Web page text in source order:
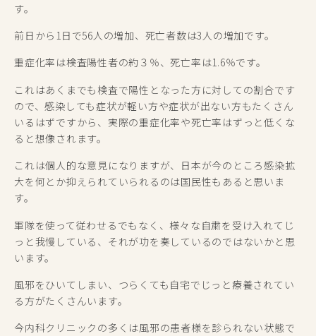
す。
前日から1日で56人の増加、死亡者数は3人の増加です。
重症化率は検査陽性者の約３％、死亡率は1.6％です。
これはあくまでも検査で陽性となった方に対しての割合です
ので、感染しても症状が軽い方や症状が出ない方もたくさん
いるはずですから、実際の重症化率や死亡率はずっと低くな
ると想像されます。
これは個人的な意見になりますが、日本が今のところ感染拡
大を何とか抑えられていられるのは国民性もあると思いま
す。
軍隊を使って従わせるでもなく、様々な自粛を受け入れてじ
っと我慢している、それが功を奏しているのではないかと思
います。
風邪をひいてしまい、つらくても自宅でじっと療養されてい
る方がたくさんいます。
今内科クリニックの多くは風邪の患者様を診られない状態で